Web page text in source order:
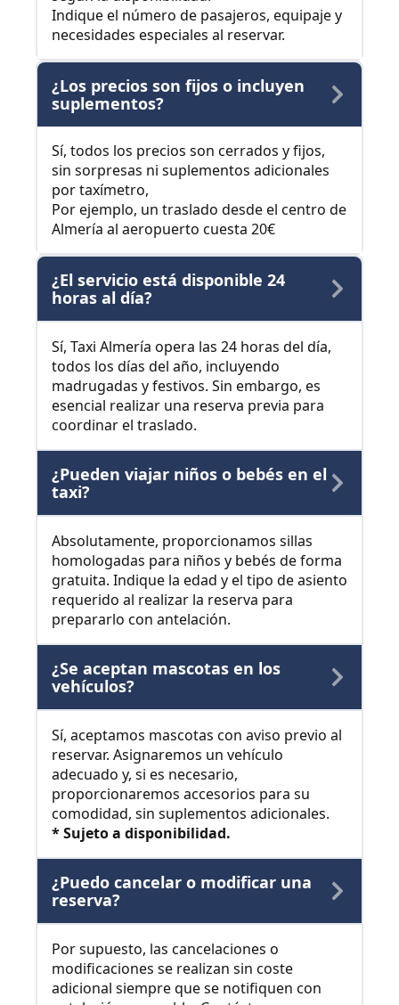
Indique el número de pasajeros, equipaje y
necesidades especiales al reservar.
¿Los precios son fijos o incluyen
suplementos?
Sí, todos los precios son cerrados y fijos,
sin sorpresas ni suplementos adicionales
por taxímetro,
Por ejemplo, un traslado desde el centro de
Almería al aeropuerto cuesta 20€
¿El servicio está disponible 24
horas al día?
Sí, Taxi Almería opera las 24 horas del día,
todos los días del año, incluyendo
madrugadas y festivos. Sin embargo, es
esencial realizar una reserva previa para
coordinar el traslado.
¿Pueden viajar niños o bebés en el
taxi?
Absolutamente, proporcionamos sillas
homologadas para niños y bebés de forma
gratuita. Indique la edad y el tipo de asiento
requerido al realizar la reserva para
prepararlo con antelación.
¿Se aceptan mascotas en los
vehículos?
Sí, aceptamos mascotas con aviso previo al
reservar. Asignaremos un vehículo
adecuado y, si es necesario,
proporcionaremos accesorios para su
comodidad, sin suplementos adicionales.
* Sujeto a disponibilidad.
¿Puedo cancelar o modificar una
reserva?
Por supuesto, las cancelaciones o
modificaciones se realizan sin coste
adicional siempre que se notifiquen con